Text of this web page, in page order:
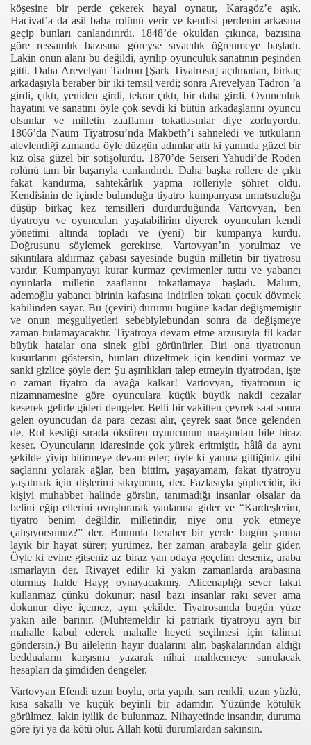
köşesine bir perde çekerek hayal oynatır, Karagöz’e aşık,
Hacivat’a da asil baba rolünü verir ve kendisi perdenin arkasına
geçip bunları canlandırırdı. 1848’de okuldan çıkınca, bazısına
göre ressamlık bazısına göreyse sıvacılık öğrenmeye başladı.
Lakin onun alanı bu değildi, ayrılıp oyunculuk sanatının peşinden
gitti. Daha Arevelyan Tadron [Şark Tiyatrosu] açılmadan, birkaç
arkadaşıyla beraber bir iki temsil verdi; sonra Arevelyan Tadron ’a
girdi, çıktı, yeniden girdi, tekrar çıktı, bir daha girdi. Oyunculuk
hayatını ve sanatını öyle çok sevdi ki bütün arkadaşlarını oyuncu
olsunlar ve milletin zaaflarını tokatlasınlar diye zorluyordu.
1866’da Naum Tiyatrosu’nda Makbeth’i sahneledi ve tutkuların
alevlendiği zamanda öyle düzgün adımlar attı ki yanında güzel bir
kız olsa güzel bir sotişolurdu. 1870’de Serseri Yahudi’de Roden
rolünü tam bir başarıyla canlandırdı. Daha başka rollere de çıktı
fakat kandırma, sahtekârlık yapma rolleriyle şöhret oldu.
Kendisinin de içinde bulunduğu tiyatro kumpanyası umutsuzluğa
düşüp birkaç kez temsilleri durdurduğunda Vartovyan, ben
tiyatroyu ve oyuncuları yaşatabilirim diyerek oyuncuları kendi
yönetimi altında topladı ve (yeni) bir kumpanya kurdu.
Doğrusunu söylemek gerekirse, Vartovyan’ın yorulmaz ve
sıkıntılara aldırmaz çabası sayesinde bugün milletin bir tiyatrosu
vardır. Kumpanyayı kurar kurmaz çevirmenler tuttu ve yabancı
oyunlarla milletin zaaflarını tokatlamaya başladı. Malum,
ademoğlu yabancı birinin kafasına indirilen tokatı çocuk dövmek
kabilinden sayar. Bu (çeviri) durumu bugüne kadar değişmemiştir
ve onun meşguliyetleri sebebiylebundan sonra da değişmeye
zaman bulamayacaktır. Tiyatroya devam etme arzusuyla fil kadar
büyük hatalar ona sinek gibi görünürler. Biri ona tiyatronun
kusurlarını göstersin, bunları düzeltmek için kendini yormaz ve
sanki gizlice şöyle der: Şu aşırılıkları talep etmeyin tiyatrodan, işte
o zaman tiyatro da ayağa kalkar! Vartovyan, tiyatronun iç
nizamnamesine göre oyunculara küçük büyük nakdi cezalar
keserek gelirle gideri dengeler. Belli bir vakitten çeyrek saat sonra
gelen oyuncudan da para cezası alır, çeyrek saat önce gelenden
de. Rol kestiği sırada öksüren oyuncunun maaşından bile biraz
keser. Oyuncuların idaresinde çok yürek eritmiştir, hâlâ da aynı
şekilde yiyip bitirmeye devam eder; öyle ki yanına gittiğiniz gibi
saçlarını yolarak ağlar, ben bittim, yaşayamam, fakat tiyatroyu
yaşatmak için dişlerimi sıkıyorum, der. Fazlasıyla şüphecidir, iki
kişiyi muhabbet halinde görsün, tanımadığı insanlar olsalar da
belini eğip ellerini ovuşturarak yanlarına gider ve “Kardeşlerim,
tiyatro benim değildir, milletindir, niye onu yok etmeye
çalışıyorsunuz?” der. Bununla beraber bir yerde bugün şanına
layık bir hayat sürer; yürümez, her zaman arabayla gelir gider.
Öyle ki evine gitseniz az biraz yan odaya geçelim deseniz, araba
ısmarlayın der. Rivayet edilir ki yakın zamanlarda arabasına
oturmuş halde Hayg oynayacakmış. Alicenaplığı sever fakat
kullanmaz çünkü dokunur; nasıl bazı insanlar rakı sever ama
dokunur diye içemez, aynı şekilde. Tiyatrosunda bugün yüze
yakın aile barınır. (Muhtemeldir ki patriark tiyatroyu ayrı bir
mahalle kabul ederek mahalle heyeti seçilmesi için talimat
göndersin.) Bu ailelerin hayır dualarını alır, başkalarından aldığı
bedduaların karşısına yazarak nihai mahkemeye sunulacak
hesapları da şimdiden dengeler.
Vartovyan Efendi uzun boylu, orta yapılı, sarı renkli, uzun yüzlü,
kısa sakallı ve küçük beyinli bir adamdır. Yüzünde kötülük
görülmez, lakin iyilik de bulunmaz. Nihayetinde insandır, duruma
göre iyi ya da kötü olur. Allah kötü durumlardan sakınsın.